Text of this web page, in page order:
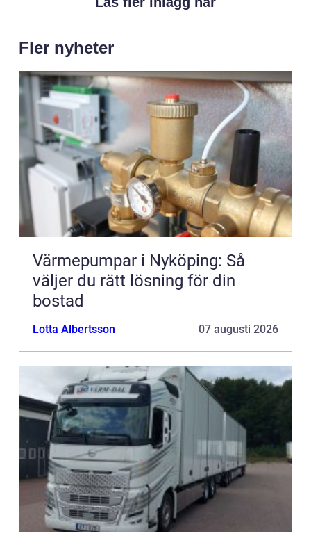
Fler nyheter
Värmepumpar i Nyköping: Så
väljer du rätt lösning för din
bostad
Lotta Albertsson 07 augusti 2026